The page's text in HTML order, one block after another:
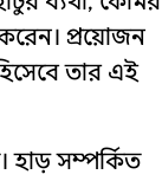
প্রয়োজন
তার এই
হাড় সম্পর্কিত